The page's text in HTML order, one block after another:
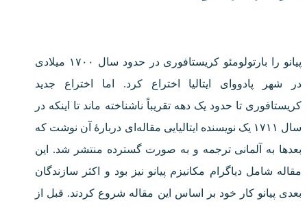
پیانو را بارتولومئو کریستافوری در حدود سال ۱۷۰۰ میلادی
در شهر پادووای ایتالیا اختراع کرد. اما اختراع جدید
کریستافوری تا حدود یک دهه تقریباً ناشناخته ماند تا اینکه در
سال ۱۷۱۱ یک نویسنده ایتالیایی مقاله‌ای دربارهٔ آن نوشت که
بعدها به آلمانی ترجمه و به صورت گسترده منتشر شد. این
مقاله شامل دیاگرام مکانیزم پیانو نیز بود و اکثر سازندگان
بعدی پیانو کار خود بر اساس این مقاله شروع کردند. قبل از